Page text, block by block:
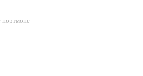
портмоне